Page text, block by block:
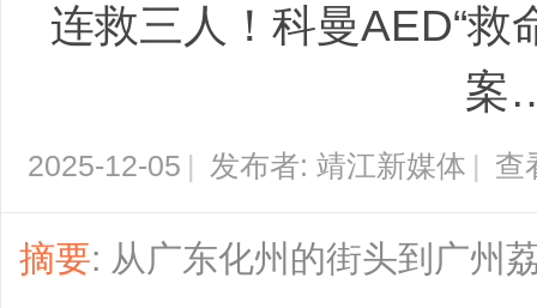
›
连救三人！科曼AED“救
案
2025-12-05 | 发布者: 靖江新媒体 | 查
摘要: 从广东化州的街头到广州